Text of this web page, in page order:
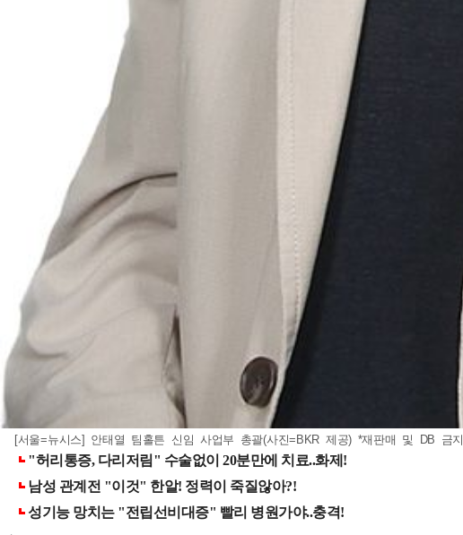
[서울=뉴시스] 안태열 팀홀튼 신임 사업부 총괄(사진=BKR 제공) *재판매 및 DB 금지